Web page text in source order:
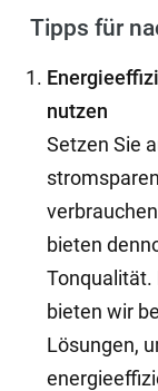
Tipps für
nutzen
Setzen Sie
bieten
Tonqualität.
bieten wir
Lösungen,